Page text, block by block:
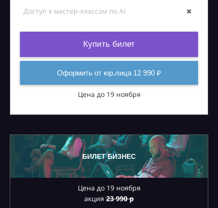
Доступ к мастер-классам по AI
Купить билет
Оформить от юр.лица 12 990 ₽
Цена до 19 ноября
БИЛЕТ БИЗНЕС
Цена до 19 ноября
акция 23990 р